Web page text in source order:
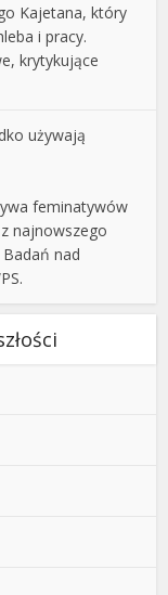
Kajetana, który
i pracy.
krytykujące
używają
feminatywów
najnowszego
nad